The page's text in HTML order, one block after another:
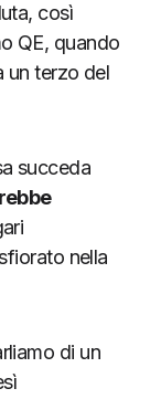
così
QE, quando
un terzo del
succeda
nella
di un